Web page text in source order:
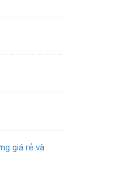
giá rẻ và